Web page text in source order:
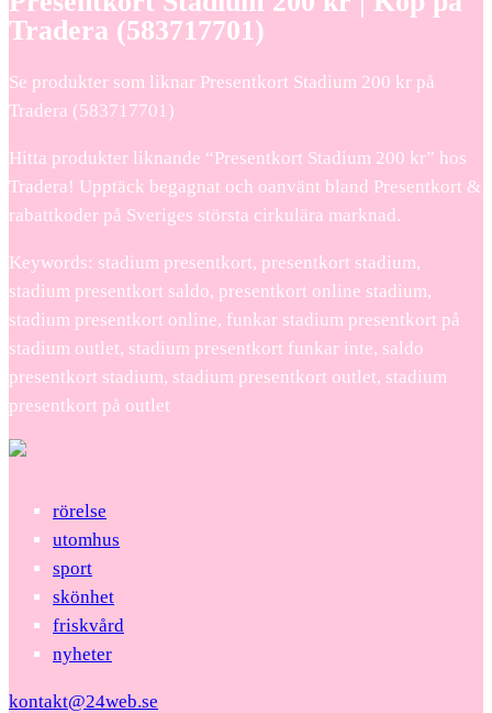
Tradera (583717701)
Se produkter som liknar Presentkort Stadium 200 kr på
Tradera (583717701)
Hitta produkter liknande “Presentkort Stadium 200 kr” hos
Tradera! Upptäck begagnat och oanvänt bland Presentkort &
rabattkoder på Sveriges största cirkulära marknad.
Keywords: stadium presentkort, presentkort stadium,
stadium presentkort saldo, presentkort online stadium,
stadium presentkort online, funkar stadium presentkort på
stadium outlet, stadium presentkort funkar inte, saldo
presentkort stadium, stadium presentkort outlet, stadium
presentkort på outlet
rörelse
utomhus
sport
skönhet
friskvård
nyheter
kontakt@24web.se